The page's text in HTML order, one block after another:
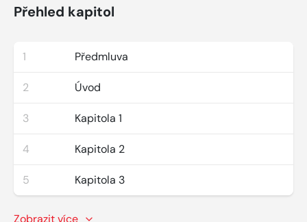
Přehled kapitol
1 Předmluva
2 Úvod
3 Kapitola 1
4 Kapitola 2
5 Kapitola 3
Zobrazit více